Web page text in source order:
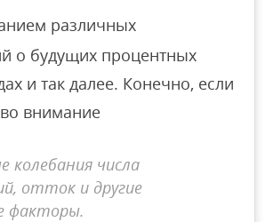
различных
о будущих процентных
и так далее. Конечно, если
внимание
колебания числа
отток и другие
факторы.